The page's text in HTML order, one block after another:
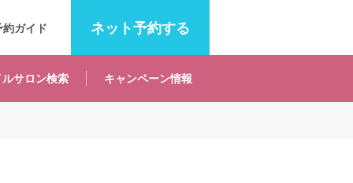
ネット予約する
サロン検索 キャンペーン情報
約ガイド